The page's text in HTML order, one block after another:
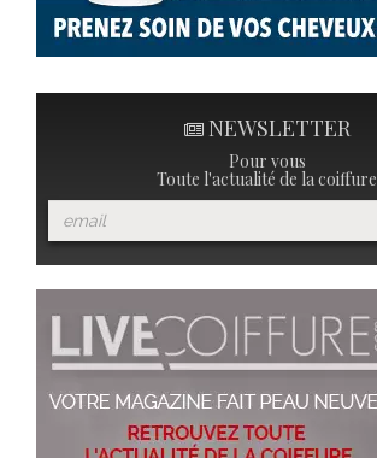
NEWSLETTER
Pour vous
Toute l'actualité de la coiffure